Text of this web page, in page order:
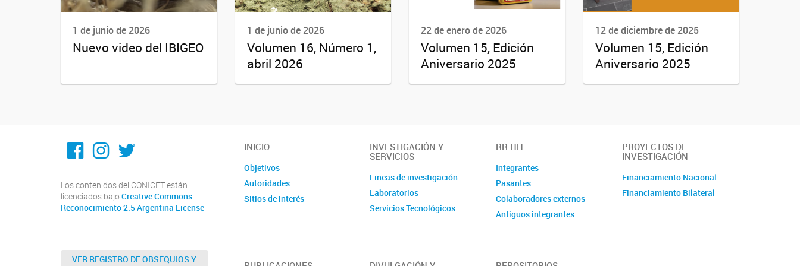
1 de junio de 2026
Nuevo video del IBIGEO
1 de junio de 2026
Volumen 16, Número 1,
abril 2026
22 de enero de 2026
Volumen 15, Edición
Aniversario 2025
12 de diciembre de 2025
Volumen 15, Edición
Aniversario 2025
Facebook
Instagram
Twitter
Los contenidos del CONICET están
licenciados bajo Creative Commons
Reconocimiento 2.5 Argentina License
VER REGISTRO DE OBSEQUIOS Y
INICIO
Objetivos
Autoridades
Sitios de interés
INVESTIGACIÓN Y
SERVICIOS
Lineas de investigación
Laboratorios
Servicios Tecnológicos
RR HH
Integrantes
Pasantes
Colaboradores externos
Antiguos integrantes
PROYECTOS DE
INVESTIGACIÓN
Financiamiento Nacional
Financiamiento Bilateral